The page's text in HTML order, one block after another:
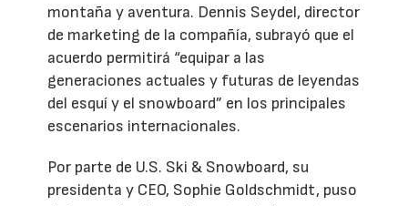
montaña y aventura. Dennis Seydel, director
de marketing de la compañía, subrayó que el
acuerdo permitirá “equipar a las
generaciones actuales y futuras de leyendas
del esquí y el snowboard” en los principales
escenarios internacionales.
Por parte de U.S. Ski & Snowboard, su
presidenta y CEO, Sophie Goldschmidt, puso